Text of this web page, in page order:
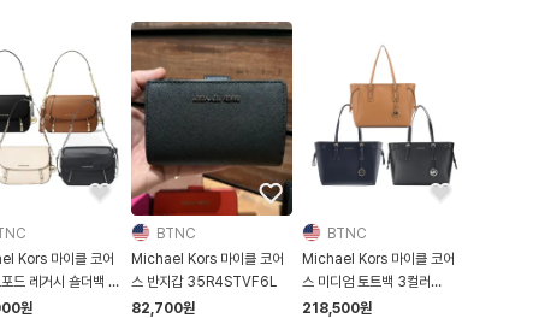
Kors 마이클 코어
드 레거시 숄더백 4
원
BTNC
Michael Kors 마이클 코어
스 반지갑 35R4STVF6L
82,700원
BTNC
Michael Kors 마이클 코어
스 미디엄 토트백 3컬러
30H7SV6T8L
218,500원